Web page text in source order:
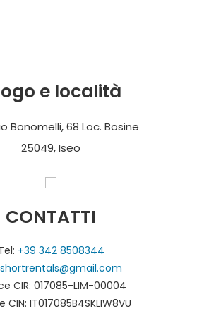
e località
Bonomelli, 68 Loc. Bosine
25049, Iseo
CONTATTI
+39 342 8508344
CIR: 017085-LIM-00004
CIN: IT017085B4SKLIW8VU